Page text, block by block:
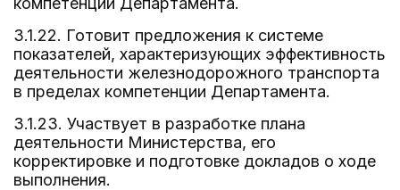
3.1.22. Готовит предложения к системе
показателей, характеризующих эффективность
деятельности железнодорожного транспорта
в пределах компетенции Департамента.
3.1.23. Участвует в разработке плана
деятельности Министерства, его
корректировке и подготовке докладов о ходе
выполнения.